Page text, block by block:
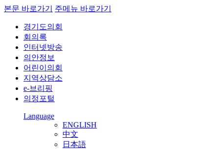
본문 바로가기 주메뉴 바로가기
경기도의회
회의록
인터넷방송
의안정보
어린이의회
지역상담소
e-브리핑
의정포털
Language
ENGLISH
中文
日本語